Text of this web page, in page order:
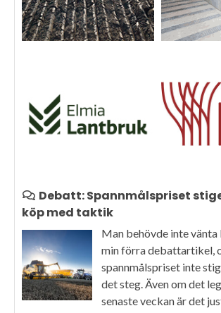
Debatt: Spannmålspriset
köp med taktik
Man behövde inte vänta
min förra debattartikel,
spannmålspriset inte
det steg. Även om det
senaste veckan är det just